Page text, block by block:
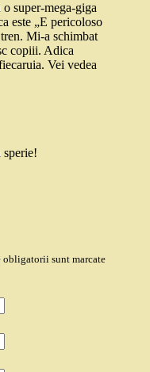
super-mega-giga
este „E pericoloso
Mi-a schimbat
copiii. Adica
Vei vedea
obligatorii sunt marcate